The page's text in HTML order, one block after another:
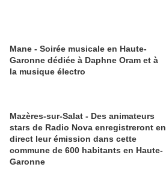
Mane - Soirée musicale en Haute-
Garonne dédiée à Daphne Oram et à
la musique électro
Mazères-sur-Salat - Des animateurs
stars de Radio Nova enregistreront en
direct leur émission dans cette
commune de 600 habitants en Haute-
Garonne